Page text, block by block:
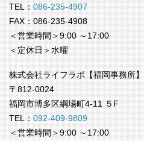
TEL：086-235-4907
FAX：086-235-4908
＜営業時間＞9:00 ～17:00
＜定休日＞水曜
株式会社ライフラボ【福岡事務所】
〒812-0024
福岡市博多区綱場町4-11 ５F
TEL：092-409-9809
＜営業時間＞9:00 ～17:00